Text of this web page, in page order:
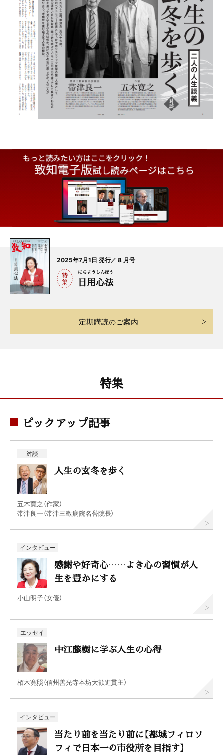
2025年7月1日 発行／ 8 月号
日用心法
にちようしんぽう
定期購読のご案内
特集
ピックアップ記事
対談
人生の玄冬を歩く
五木寛之（作家）
帯津良一（帯津三敬病院名誉院長）
インタビュー
感謝や好奇心……よき心の習慣が人
生を豊かにする
小山明子（女優）
エッセイ
中江藤樹に学ぶ人生の心得
栢木寛照（信州善光寺本坊大歓進貫主）
インタビュー
当たり前を当たり前に【都城フィロソ
フィで日本一の市役所を目指す】